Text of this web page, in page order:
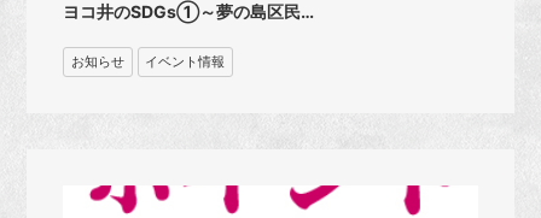
ヨコ井のSDGs①～夢の島区民…
お知らせ イベント情報